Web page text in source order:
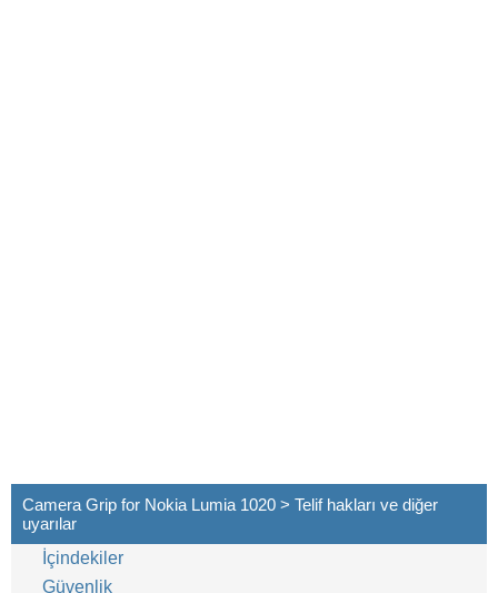
Camera Grip for Nokia Lumia 1020 > Telif hakları ve diğer
uyarılar
İçindekiler
Güvenlik